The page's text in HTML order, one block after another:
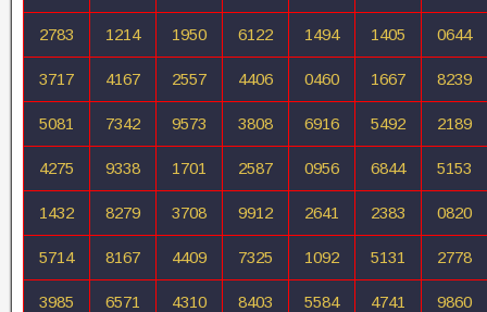
2783 1214 1950 6122 1494 1405 0644
3717 4167 2557 4406 0460 1667 8239
5081 7342 9573 3808 6916 5492 2189
4275 9338 1701 2587 0956 6844 5153
1432 8279 3708 9912 2641 2383 0820
5714 8167 4409 7325 1092 5131 2778
3985 6571 4310 8403 5584 4741 9860